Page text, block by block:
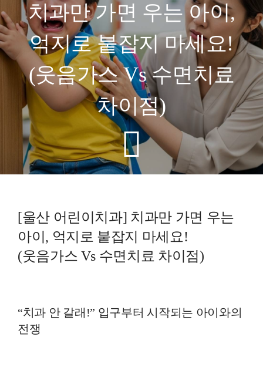
자연치아보존
임플란트
일반진료
예방진료
치아교정
치과의료정보
치과만 가면 우는 아이,
억지로 붙잡지 마세요!
(웃음가스 Vs 수면치료
차이점)
[울산 어린이치과] 치과만 가면 우는
아이, 억지로 붙잡지 마세요!
(웃음가스 Vs 수면치료 차이점)
“치과 안 갈래!” 입구부터 시작되는 아이와의
전쟁